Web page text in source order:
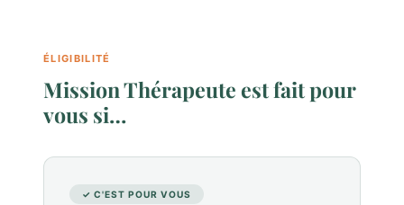
ÉLIGIBILITÉ
Mission Thérapeute est fait pour
vous si…
✓ C'EST POUR VOUS